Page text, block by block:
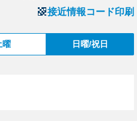
接近情報コード印刷
曜 日曜/祝日